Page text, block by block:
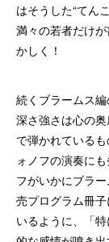
はそうした“てん
満々の若者だけ
かしく！
続くブラームス
深さ強さは心の
で弾かれている
ォノフの演奏に
フがいかにブラ
売プログラム冊
いるように、「